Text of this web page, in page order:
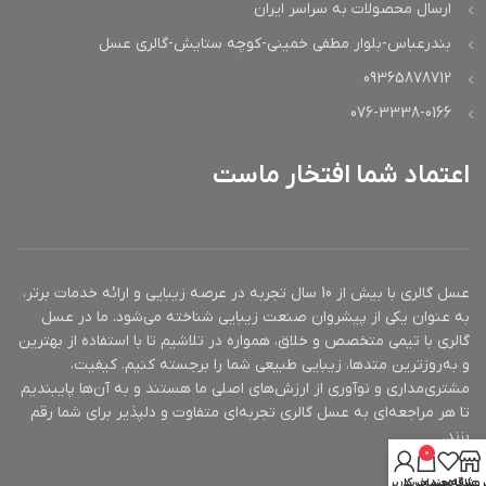
ارسال محصولات به سراسر ایران
بندرعباس-بلوار مطفی خمینی-کوچه ستایش-گالری عسل
09365878712
076-3338-0166
اعتماد شما افتخار ماست
عسل گالری با بیش از 10 سال تجربه در عرصه زیبایی و ارائه خدمات برتر،
به عنوان یکی از پیشروان صنعت زیبایی شناخته می‌شود. ما در عسل
گالری با تیمی متخصص و خلاق، همواره در تلاشیم تا با استفاده از بهترین
و به‌روزترین متدها، زیبایی طبیعی شما را برجسته کنیم. کیفیت،
مشتری‌مداری و نوآوری از ارزش‌های اصلی ما هستند و به آن‌ها پایبندیم
تا هر مراجعه‌ای به عسل گالری تجربه‌ای متفاوت و دلپذیر برای شما رقم
بزند.
علاقه مندی
0
سبد خرید
حساب کاربری من